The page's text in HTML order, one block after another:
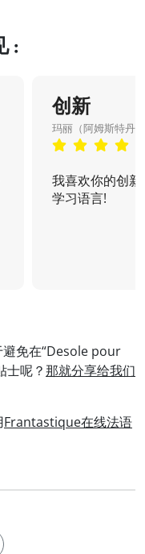
:
创新
玛丽（阿姆斯特丹
我喜欢你的创
学习语言!
免在“Desole pour
呢？那就分享给我们
Frantastique在线法语